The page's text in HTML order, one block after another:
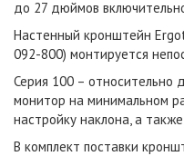
до 27 дюймов
Настенный кронштейн
092-800) монтируется
Серия 100 – относительно
монитор на минимальном
настройку наклона, а
В комплект поставки